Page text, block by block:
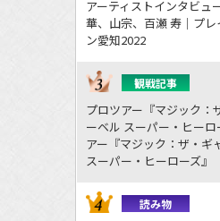
アーティストインタビュ
華、山宗、百瀬 寿｜プ
ン愛知2022
観戦記事
プロツアー『マジック：
ーベル スーパー・ヒー
アー『マジック：ザ・ギ
スーパー・ヒーローズ』
読み物